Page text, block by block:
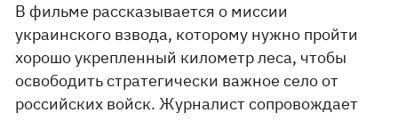
В фильме рассказывается о миссии
украинского взвода, которому нужно пройти
хорошо укрепленный километр леса, чтобы
освободить стратегически важное село от
российских войск. Журналист сопровождает